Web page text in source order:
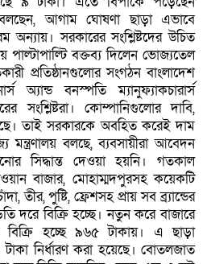
বলছেন, আগাম ঘোষণা ছাড়া এভাবে
সরকারের সংশ্লিষ্টদের উচিত
পাল্টাপাল্টি বক্তব্য দিলেন ভোজ্যতেল
প্রতিষ্ঠানগুলোর সংগঠন বাংলাদেশ
অ্যান্ড বনস্পতি ম্যানুফ্যাকচারার্স
সংশ্লিষ্টরা। কোম্পানিগুলোর দাবি,
তাই সরকারকে অবহিত করেই দাম
মন্ত্রণালয় বলছে, ব্যবসায়ীরা আবেদন
সিদ্ধান্ত দেওয়া হয়নি। গতকাল
বাজার, মোহাম্মদপুরসহ কয়েকটি
তীর, পুষ্টি, ফ্রেশসহ প্রায় সব ব্র্যান্ডের
দরে বিক্রি হচ্ছে। নতুন করে বাজারে
হচ্ছে ৯৬৫ টাকায়। এ ছাড়া
নির্ধারণ করা হয়েছে। বোতলজাত